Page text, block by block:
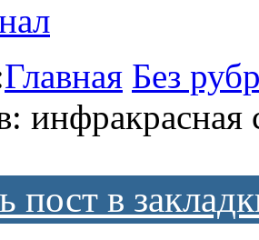
Главная Без
инфракрасная
пост в